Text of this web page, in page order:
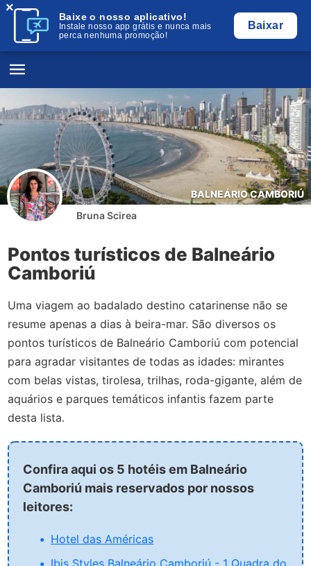
Baixe o nosso aplicativo!
Instale nosso app grátis e nunca mais
perca nenhuma promoção!
Baixar
×
BALNEÁRIO CAMBORIÚ
Bruna Scirea
Pontos turísticos de Balneário
Camboriú
Uma viagem ao badalado destino catarinense não se
resume apenas a dias à beira-mar. São diversos os
pontos turísticos de Balneário Camboriú com potencial
para agradar visitantes de todas as idades: mirantes
com belas vistas, tirolesa, trilhas, roda-gigante, além de
aquários e parques temáticos infantis fazem parte
desta lista.
Confira aqui os 5 hotéis em Balneário
Camboriú mais reservados por nossos
leitores:
Hotel das Américas
Ibis Styles Balneário Camboriú - 1 Quadra do